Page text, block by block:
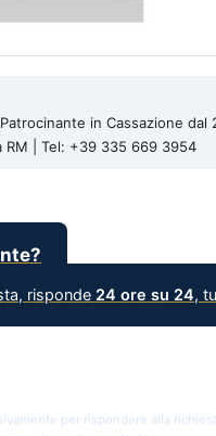
in Cassazione dal
RM | Tel: +39 335 669 3954
risponde 24 ore su 24,
per rispondere alla